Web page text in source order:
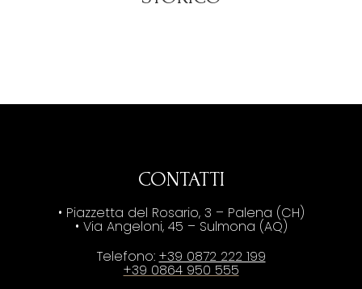
CONTATTI
• Piazzetta del Rosario, 3 – Palena (CH)
• Via Angeloni, 45 – Sulmona (AQ)
Telefono: +39 0872 222 199
+39 0864 950 555